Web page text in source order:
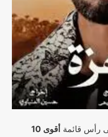
رأس قائمة
أقوى 10